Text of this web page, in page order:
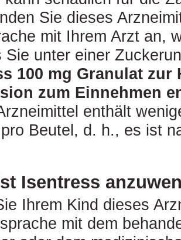
Sie dieses
mit Ihrem Arzt an,
Sie unter einer
100 mg Granulat zur
zum Einnehmen
enthält
Beutel, d. h., es ist
Isentress
Ihrem Kind dieses
mit dem